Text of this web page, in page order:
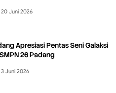
20 Juni 2026
Apresiasi Pentas Seni Galaksi
26 Padang
3 Juni 2026